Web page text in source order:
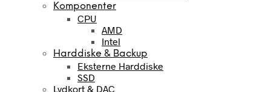
Komponenter
CPU
AMD
Intel
Harddiske & Backup
Eksterne Harddiske
SSD
Lydkort & DAC